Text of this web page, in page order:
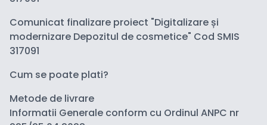
Comunicat finalizare proiect "Digitalizare și
modernizare Depozitul de cosmetice" Cod SMIS
317091
Cum se poate plati?
Metode de livrare
Informatii Generale conform cu Ordinul ANPC nr